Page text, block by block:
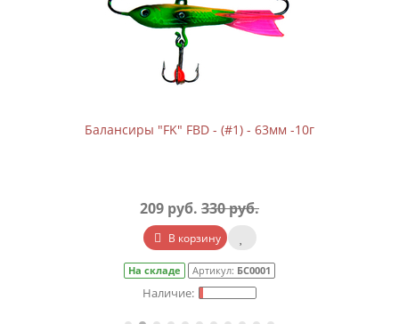
Балансиры "FK" FBD - (#1) - 63мм -10г
209 руб. 330 руб.
В корзину
На складе Артикул: БС0001